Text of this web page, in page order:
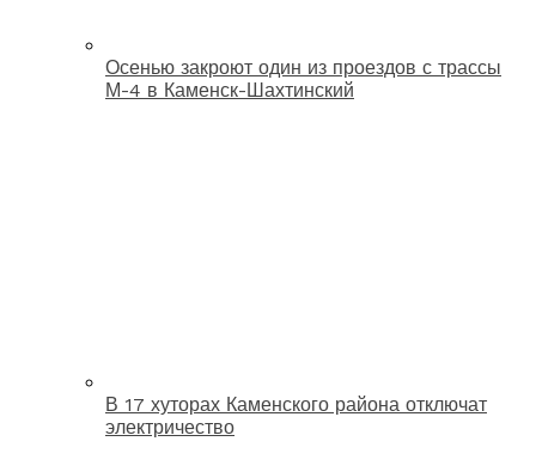
Осенью закроют один из проездов с трассы
М-4 в Каменск-Шахтинский
В 17 хуторах Каменского района отключат
электричество